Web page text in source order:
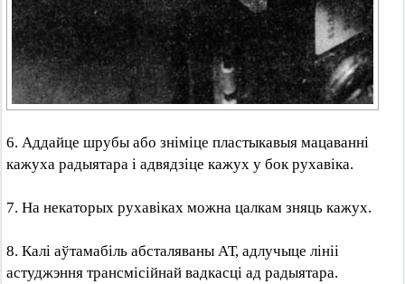
6. Аддайце шрубы або зніміце пластыкавыя мацаванні
кажуха радыятара і адвядзіце кажух у бок рухавіка.
7. На некаторых рухавіках можна цалкам зняць кажух.
8. Калі аўтамабіль абсталяваны АТ, адлучыце лініі
астуджэння трансмісійнай вадкасці ад радыятара.